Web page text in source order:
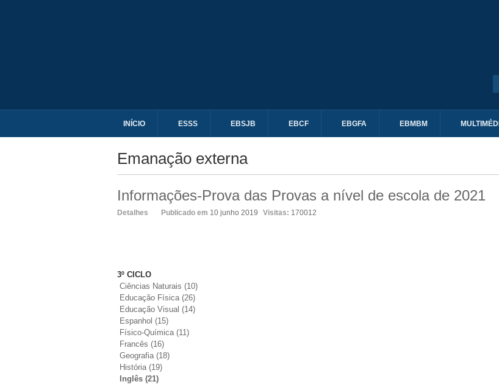
INÍCIO ESSS EBSJB EBCF EBGFA EBMBM
Emanação externa
Informações-Prova das Provas a nível de escola de 2021
Detalhes Publicado em 10 junho 2019 Visitas: 170012
3º CICLO
Ciências Naturais (10)
Educação Física (26)
Educação Visual (14)
Espanhol (15)
Físico-Química (11)
Francês (16)
Geografia (18)
História (19)
Inglês (21)